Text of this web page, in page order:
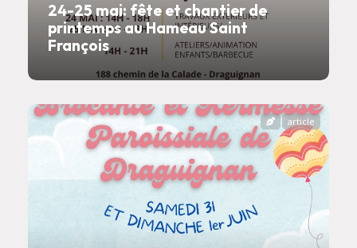
24-25 mai: fête et chantier de
printemps au Hameau Saint
François
article